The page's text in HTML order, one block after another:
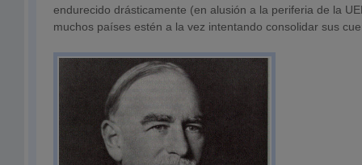
endurecido drásticamente (en alusión a la periferia de la
muchos países estén a la vez intentando consolidar sus